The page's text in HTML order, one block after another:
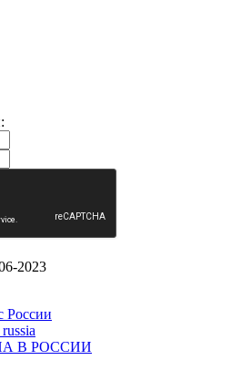
2023
России
В РОССИИ